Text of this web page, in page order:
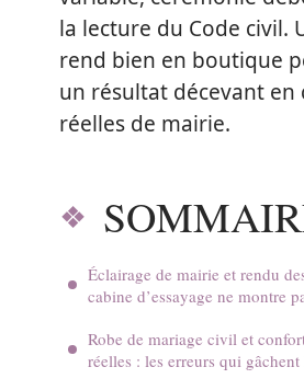
la lecture du Code civil.
rend bien en boutique
un résultat décevant en
réelles de mairie.
Éclairage de mairie et rendu
cabine d’essayage ne montre
Robe de mariage civil et
réelles : les erreurs qui